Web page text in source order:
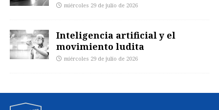
miércoles 29 de julio de 2026
Inteligencia artificial y el
movimiento ludita
miércoles 29 de julio de 2026